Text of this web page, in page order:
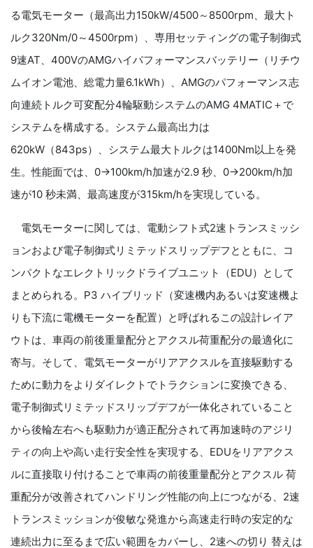
る電気モーター（最高出力150kW/4500～8500rpm、最大ト
ルク320Nm/0～4500rpm）、専用セッティングの電子制御式
9速AT、400VのAMGハイパフォーマンスバッテリー（リチウ
ムイオン電池、総電力量6.1kWh）、AMGのパフォーマンス志
向連続トルク可変配分4輪駆動システムのAMG 4MATIC＋で
システムを構成する。システム最高出力は
620kW（843ps）、システム最大トルクは1400Nm以上を発
生。性能面では、0→100km/h加速が2.9 秒、0→200km/h加
速が10 秒未満、最高速度が315km/hを実現している。
電気モーターに関しては、電動シフト式2速トランスミッシ
ョンおよび電子制御式リミテッドスリップデフとともに、コ
ンパクトなエレクトリックドライブユニット（EDU）として
まとめられる。P3 ハイブリッド（変速機内あるいは変速機よ
りも下流に電機モーターを配置）と呼ばれるこの設計レイア
ウトは、車両の前後重量配分とアクスル荷重配分の最適化に
寄与。そして、電気モーターがリアアクスルを直接駆動する
ために動力をよりダイレクトでトラクションに変換できる、
電子制御式リミテッドスリップデフが一体化されていること
から後輪左右へも駆動力が適正配分されて再加速時のアジリ
ティの向上や高い走行安全性を実現する、EDUをリアアクス
ルに直接取り付けることで車両の前後重量配分とアクスル 荷
重配分が改善されてハンドリング性能の向上につながる、2速
トランスミッションが俊敏な発進から高速走行時の安定的な
連続出力に至るまで広い範囲をカバーし、2速への切り 替えは